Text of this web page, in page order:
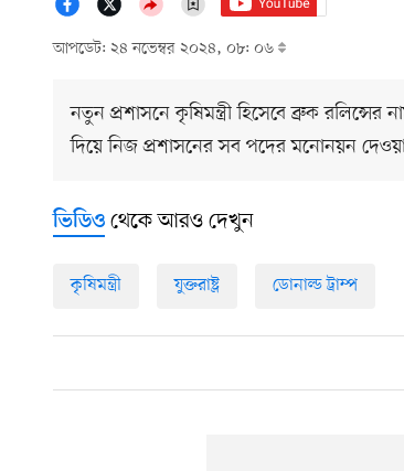
আপডেট: ২৪ নভেম্বর ২০২৪, ০৮: ০৬
নতুন প্রশাসনে কৃষিমন্ত্রী হিসেবে ব্রুক রলিন্সের
দিয়ে নিজ প্রশাসনের সব পদের মনোনয়ন
ভিডিও থেকে আরও দেখুন
কৃষিমন্ত্রী যুক্তরাষ্ট্র ডোনাল্ড ট্রাম্প